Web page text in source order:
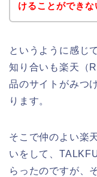
けることができな
というように感じ
知り合いも楽天（
品のサイトがみつ
ります。
そこで仲のよい楽
いをして、
らったのですが、